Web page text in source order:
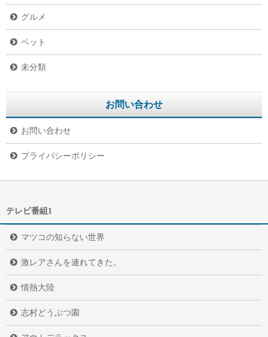
グルメ
ペット
未分類
お問い合わせ
お問い合わせ
プライバシーポリシー
テレビ番組1
マツコの知らない世界
激レアさんを連れてきた。
情熱大陸
志村どうぶつ園